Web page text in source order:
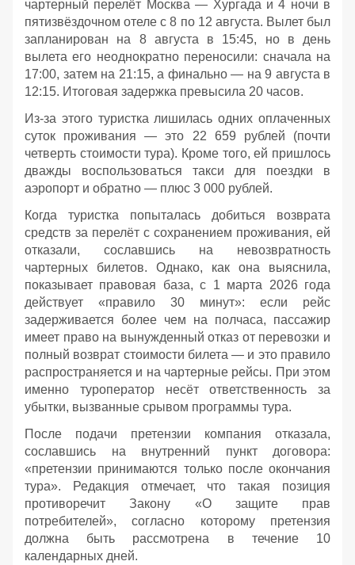
чартерный перелёт Москва — Хургада и 4 ночи в
пятизвёздочном отеле с 8 по 12 августа. Вылет был
запланирован на 8 августа в 15:45, но в день
вылета его неоднократно переносили: сначала на
17:00, затем на 21:15, а финально — на 9 августа в
12:15. Итоговая задержка превысила 20 часов.
Из‑за этого туристка лишилась одних оплаченных
суток проживания — это 22 659 рублей (почти
четверть стоимости тура). Кроме того, ей пришлось
дважды воспользоваться такси для поездки в
аэропорт и обратно — плюс 3 000 рублей.
Когда туристка попыталась добиться возврата
средств за перелёт с сохранением проживания, ей
отказали, сославшись на невозвратность
чартерных билетов. Однако, как она выяснила,
показывает правовая база, с 1 марта 2026 года
действует «правило 30 минут»: если рейс
задерживается более чем на полчаса, пассажир
имеет право на вынужденный отказ от перевозки и
полный возврат стоимости билета — и это правило
распространяется и на чартерные рейсы. При этом
именно туроператор несёт ответственность за
убытки, вызванные срывом программы тура.
После подачи претензии компания отказала,
сославшись на внутренний пункт договора:
«претензии принимаются только после окончания
тура». Редакция отмечает, что такая позиция
противоречит Закону «О защите прав
потребителей», согласно которому претензия
должна быть рассмотрена в течение 10
календарных дней.